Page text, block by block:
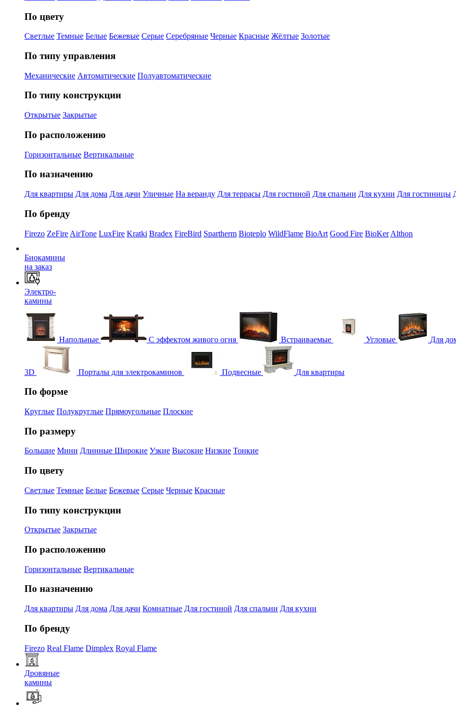
По цвету
Светлые Темные Белые Бежевые Серые Серебряные Черные Красные Жёлтые Золотые
По типу управления
Механические Автоматические Полуавтоматические
По типу конструкции
Открытые Закрытые
По расположению
Горизонтальные Вертикальные
По назначению
Для квартиры Для дома Для дачи Уличные На веранду Для террасы Для гостиной Для спальни Для кухни Для гостиницы
По бренду
Firezo ZeFire AirTone LuxFire Kratki Bradex FireBird Spartherm Bioteplo WildFlame BioArt Good Fire BioKer Althon
Биокамины
на заказ
Электро-
камины
Напольные С эффектом живого огня Встраиваемые Угловые Для
3D Порталы для электрокаминов Подвесные Для квартиры
По форме
Круглые Полукруглые Прямоугольные Плоские
По размеру
Большие Мини Длинные Широкие Узкие Высокие Низкие Тонкие
По цвету
Светлые Темные Белые Бежевые Серые Черные Красные
По типу конструкции
Открытые Закрытые
По расположению
Горизонтальные Вертикальные
По назначению
Для квартиры Для дома Для дачи Комнатные Для гостиной Для спальни Для кухни
По бренду
Firezo Real Flame Dimplex Royal Flame
Дровяные
камины